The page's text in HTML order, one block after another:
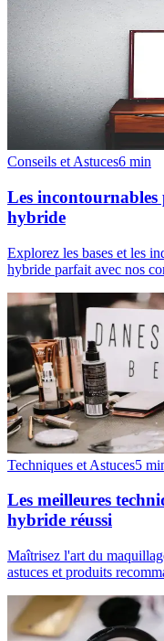
Conseils et Astuces6 min
Les
hybride
Explorez les bases et les
hybride parfait avec nos
Techniques et Astuces5
Les meilleures
hybride réussi
Maîtrisez l'art du
astuces et produits